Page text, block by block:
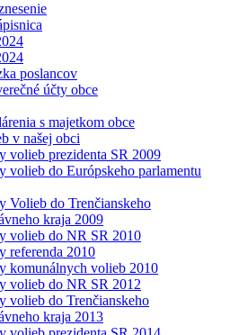
poslancov
účty obce
s majetkom obce
v našej obci
volieb prezidenta SR 2009
volieb do Európskeho parlamentu
Volieb do Trenčianskeho
kraja 2009
volieb do NR SR 2010
referenda 2010
komunálnych volieb 2010
volieb do NR SR 2012
volieb do Trenčianskeho
kraja 2013